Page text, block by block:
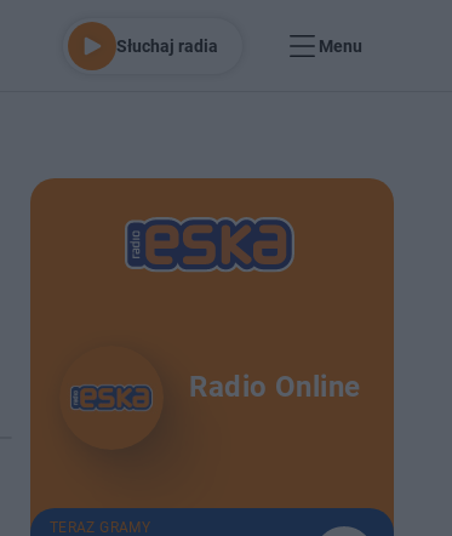
Słuchaj radia Menu
Radio Online
TERAZ GRAMY